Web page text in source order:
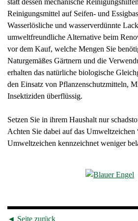
statt dessen mechanische
Reinigungsmittel auf Seifen- und
Wasserlösliche und wasserverdünnte
umweltfreundliche Alternative beim
vor dem Kauf, welche Mengen Sie
Naturgemäßes Gärtnern und die
erhalten das natürliche biologische
den Einsatz von Pflanzenschutzmitteln,
Insektiziden überflüssig.
Setzen Sie in ihrem Haushalt nur
Achten Sie dabei auf das
Umweltzeichen kennzeichnet weniger
◄ Seite zurück